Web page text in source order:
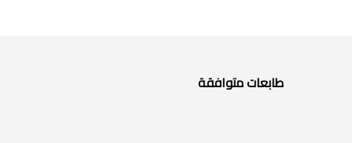
طابعات متوافقة